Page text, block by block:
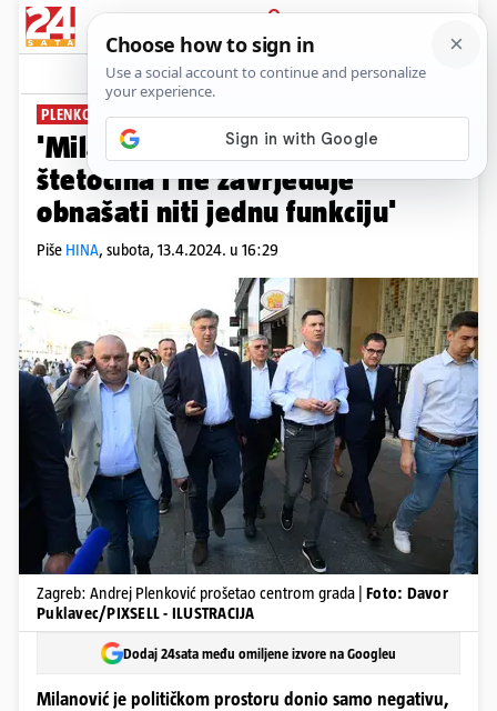
PRIJAVA
News Komentari
PLENKOVIĆ:
'Milanović je totalna politička
štetočina i ne zavrjeđuje
obnašati niti jednu funkciju'
Piše HINA, subota, 13.4.2024. u 16:29
Zagreb: Andrej Plenković prošetao centrom grada | Foto: Davor
Puklavec/PIXSELL - ILUSTRACIJA
Dodaj 24sata među omiljene izvore na Googleu
Milanović je političkom prostoru donio samo negativu,